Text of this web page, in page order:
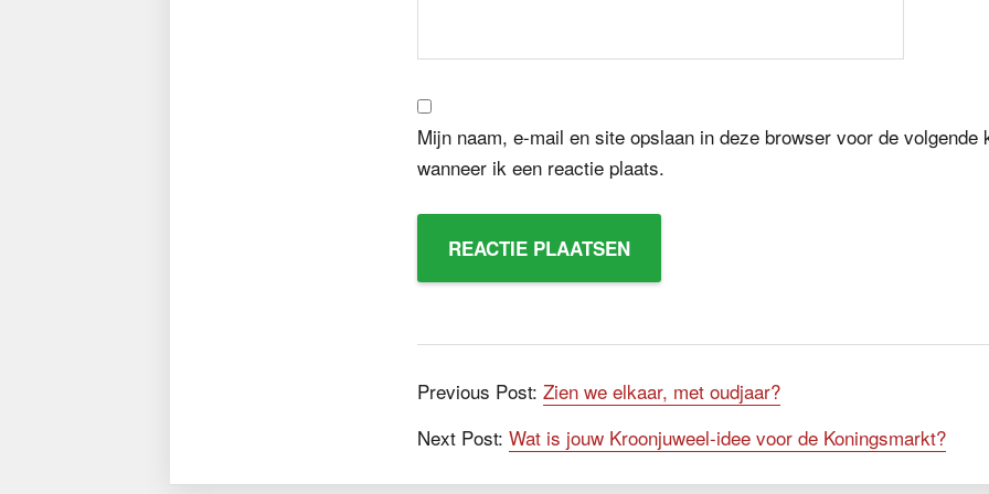
Mijn naam, e-mail en site opslaan in deze browser voor de volgende
wanneer ik een reactie plaats.
Previous Post: Zien we elkaar, met oudjaar?
Next Post: Wat is jouw Kroonjuweel-idee voor de Koningsmarkt?